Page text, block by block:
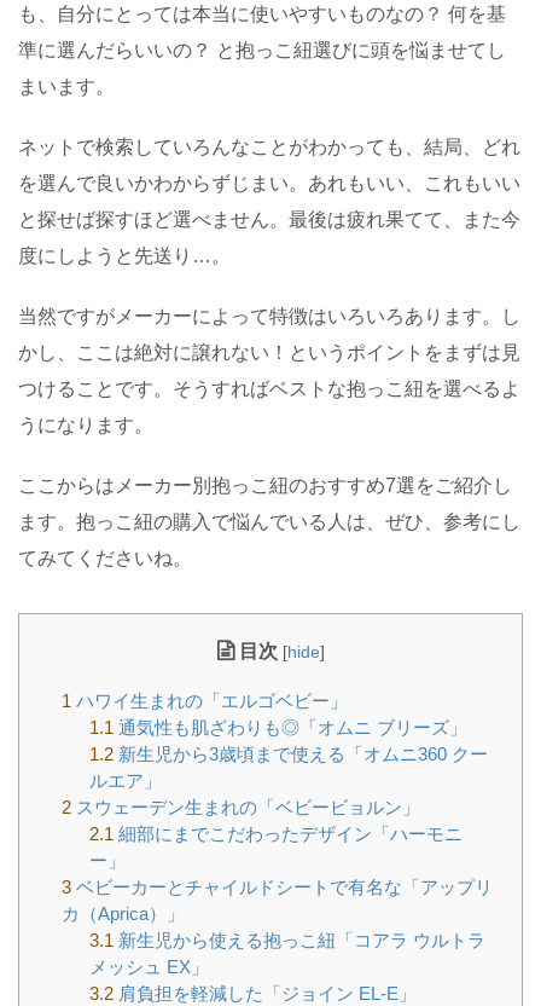
も、自分にとっては本当に使いやすいものなの？ 何を基
準に選んだらいいの？ と抱っこ紐選びに頭を悩ませてし
まいます。
ネットで検索していろんなことがわかっても、結局、どれ
を選んで良いかわからずじまい。あれもいい、これもいい
と探せば探すほど選べません。最後は疲れ果てて、また今
度にしようと先送り … 。
当然ですがメーカーによって特徴はいろいろあります。し
かし、ここは絶対に譲れない！というポイントをまずは見
つけることです。そうすればベストな抱っこ紐を選べるよ
うになります。
ここからはメーカー別抱っこ紐のおすすめ7選をご紹介し
ます。抱っこ紐の購入で悩んでいる人は、ぜひ、参考にし
てみてくださいね。
目次 [hide]
1 ハワイ生まれの「エルゴベビー」
1.1 通気性も肌ざわりも◎「オムニ ブリーズ」
1.2新生児から3歳頃まで使える「オムニ360 クー
ルエア」
2 スウェーデン生まれの「ベビービョルン」
2.1 細部にまでこだわったデザイン「ハーモニ
ー」
3 ベビーカーとチャイルドシートで有名な「アップリ
カ（Aprica）」
3.1 新生児から使える抱っこ紐「コアラ ウルトラ
メッシュ EX」
3.2肩負担を軽減した「ジョイン EL-E」